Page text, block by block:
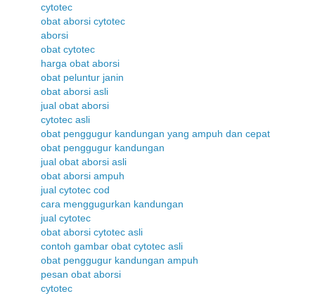
cytotec
obat aborsi cytotec
aborsi
obat cytotec
harga obat aborsi
obat peluntur janin
obat aborsi asli
jual obat aborsi
cytotec asli
obat penggugur kandungan yang ampuh dan cepat
obat penggugur kandungan
jual obat aborsi asli
obat aborsi ampuh
jual cytotec cod
cara menggugurkan kandungan
jual cytotec
obat aborsi cytotec asli
contoh gambar obat cytotec asli
obat penggugur kandungan ampuh
pesan obat aborsi
cytotec